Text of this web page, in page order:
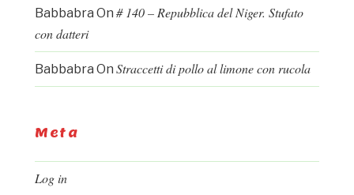
Babbabra On # 140 – Repubblica del Niger. Stufato
con datteri
Babbabra On Straccetti di pollo al limone con rucola
Meta
Log in